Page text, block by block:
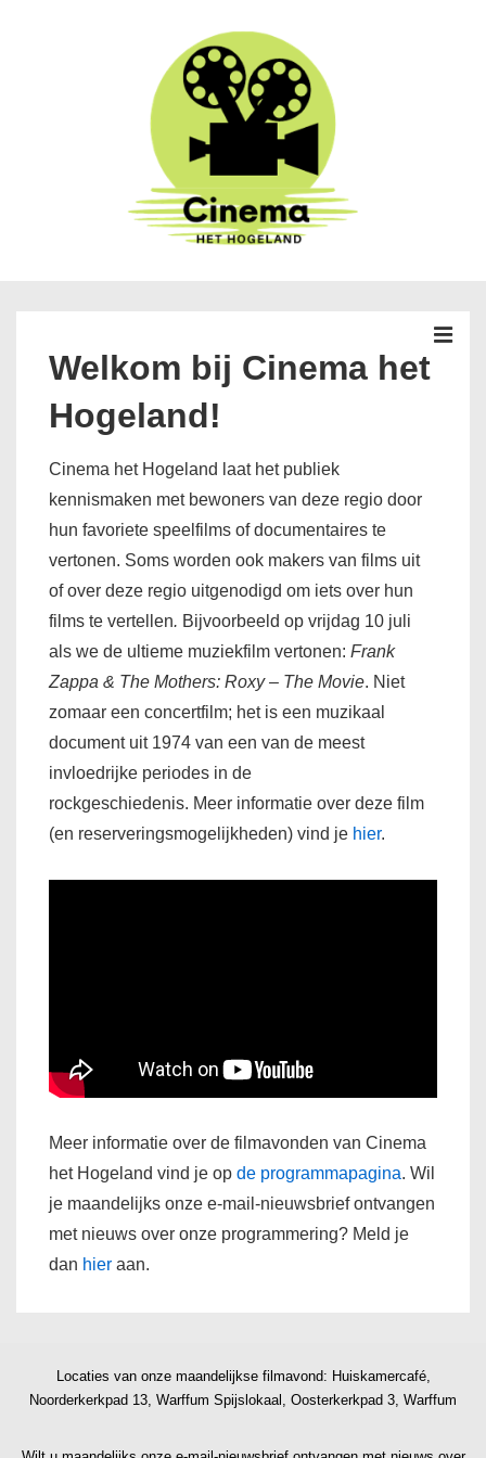
Welkom bij Cinema het
Hogeland!
Cinema het Hogeland laat het publiek
kennismaken met bewoners van deze regio door
hun favoriete speelfilms of documentaires te
vertonen. Soms worden ook makers van films uit
of over deze regio uitgenodigd om iets over hun
films te vertellen. Bijvoorbeeld op vrijdag 10 juli
als we de ultieme muziekfilm vertonen: Frank
Zappa & The Mothers: Roxy – The Movie. Niet
zomaar een concertfilm; het is een muzikaal
document uit 1974 van een van de meest
invloedrijke periodes in de
rockgeschiedenis. Meer informatie over deze film
(en reserveringsmogelijkheden) vind je hier.
Meer informatie over de filmavonden van Cinema
het Hogeland vind je op de programmapagina. Wil
je maandelijks onze e-mail-nieuwsbrief ontvangen
met nieuws over onze programmering? Meld je
dan hier aan.
Locaties van onze maandelijkse filmavond: Huiskamercafé,
Noorderkerkpad 13, Warffum Spijslokaal, Oosterkerkpad 3, Warffum